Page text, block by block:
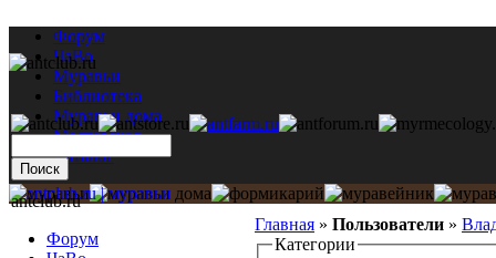
Форум
ЧаВо
Муравьи
Библиотека
Муравьи дома
Мастерская
Каталог
Главная » Пользователи »
Категории
antclub.ru
Форум